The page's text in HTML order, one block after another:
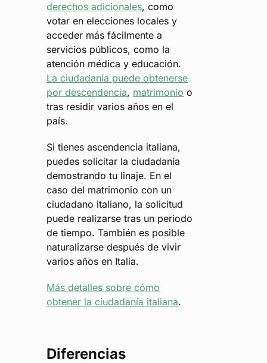
derechos adicionales, como
votar en elecciones locales y
acceder más fácilmente a
servicios públicos, como la
atención médica y educación.
La ciudadanía puede obtenerse
por descendencia, matrimonio o
tras residir varios años en el
país.
Si tienes ascendencia italiana,
puedes solicitar la ciudadanía
demostrando tu linaje. En el
caso del matrimonio con un
ciudadano italiano, la solicitud
puede realizarse tras un periodo
de tiempo. También es posible
naturalizarse después de vivir
varios años en Italia​​.
Más detalles sobre cómo
obtener la ciudadanía italiana.
Diferencias